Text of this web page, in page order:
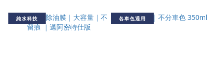
純水科技 各車色通用